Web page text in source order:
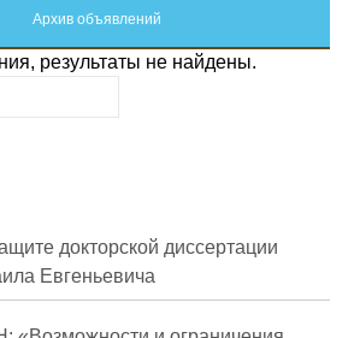
коррупции
для СМИ
Архив объявлений
результаты не найдены.
докторской диссертации
Евгеньевича